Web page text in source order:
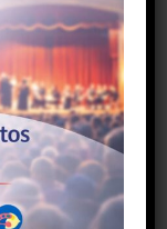
de la ciudad
como la
el Área de
velando así
a la vez
por